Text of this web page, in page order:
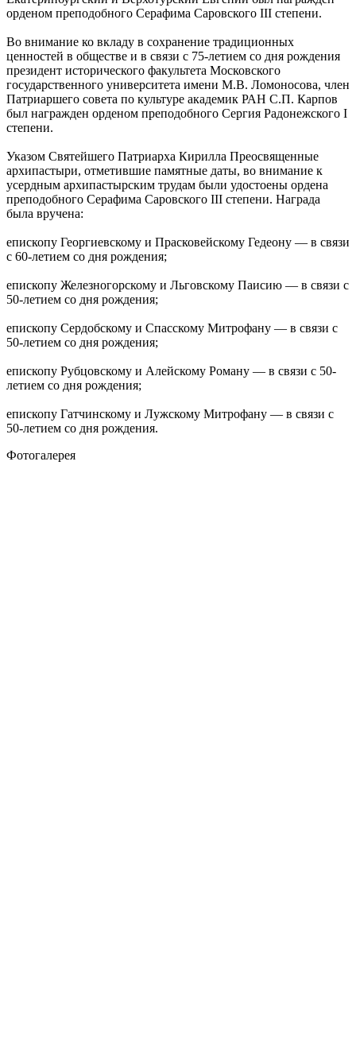
орденом преподобного Серафима Саровского III степени.
Во внимание ко вкладу в сохранение традиционных
ценностей в обществе и в связи с 75-летием со дня рождения
президент исторического факультета Московского
государственного университета имени М.В. Ломоносова, член
Патриаршего совета по культуре академик РАН С.П. Карпов
был награжден орденом преподобного Сергия Радонежского I
степени.
Указом Святейшего Патриарха Кирилла Преосвященные
архипастыри, отметившие памятные даты, во внимание к
усердным архипастырским трудам были удостоены ордена
преподобного Серафима Саровского III степени. Награда
была вручена:
епископу Георгиевскому и Прасковейскому Гедеону — в связи
с 60-летием со дня рождения;
епископу Железногорскому и Льговскому Паисию — в связи с
50-летием со дня рождения;
епископу Сердобскому и Спасскому Митрофану — в связи с
50-летием со дня рождения;
епископу Рубцовскому и Алейскому Роману — в связи с 50-
летием со дня рождения;
епископу Гатчинскому и Лужскому Митрофану — в связи с
50-летием со дня рождения.
Фотогалерея